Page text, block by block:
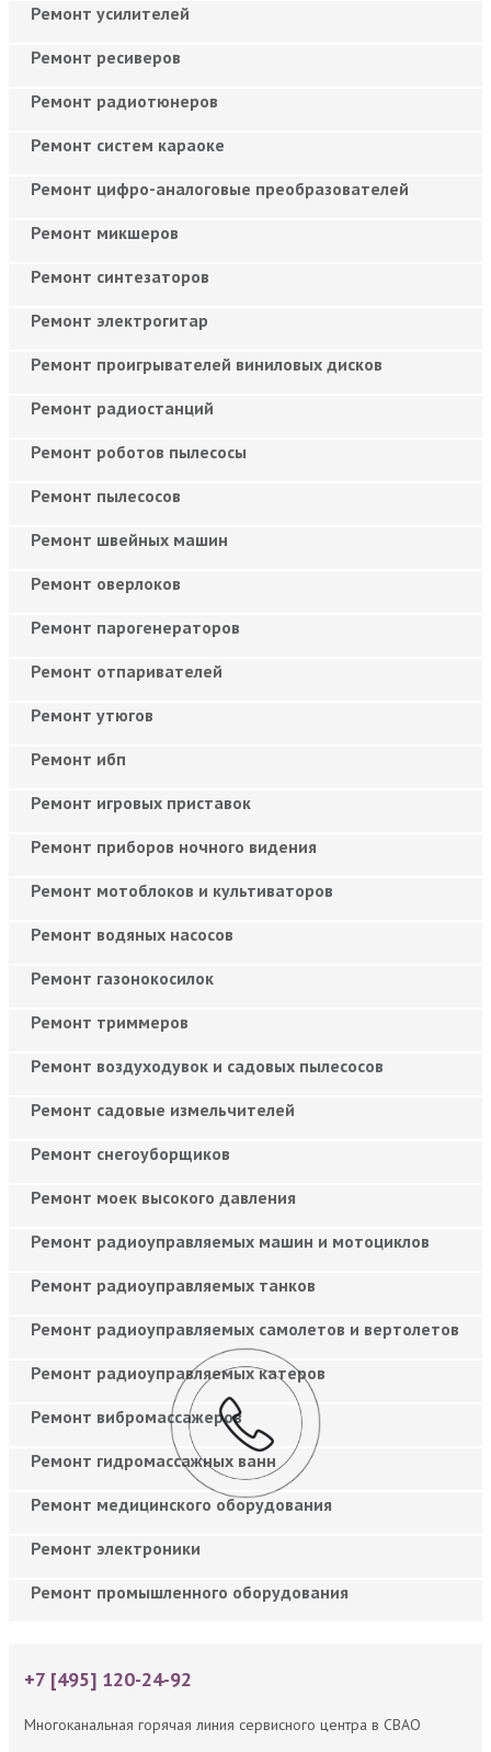
Ремонт усилителей
Ремонт ресиверов
Ремонт радиотюнеров
Ремонт систем караоке
Ремонт цифро-аналоговые преобразователей
Ремонт микшеров
Ремонт синтезаторов
Ремонт электрогитар
Ремонт проигрывателей виниловых дисков
Ремонт радиостанций
Ремонт роботов пылесосы
Ремонт пылесосов
Ремонт швейных машин
Ремонт оверлоков
Ремонт парогенераторов
Ремонт отпаривателей
Ремонт утюгов
Ремонт ибп
Ремонт игровых приставок
Ремонт приборов ночного видения
Ремонт мотоблоков и культиваторов
Ремонт водяных насосов
Ремонт газонокосилок
Ремонт триммеров
Ремонт воздуходувок и садовых пылесосов
Ремонт садовые измельчителей
Ремонт снегоуборщиков
Ремонт моек высокого давления
Ремонт радиоуправляемых машин и мотоциклов
Ремонт радиоуправляемых танков
Ремонт радиоуправляемых самолетов и вертолетов
Ремонт радиоуправляемых катеров
Ремонт вибромассажеров
Ремонт гидромассажных ванн
Ремонт медицинского оборудования
Ремонт электроники
Ремонт промышленного оборудования
+7 [495] 120-24-92
Многоканальная горячая линия сервисного центра в СВАО